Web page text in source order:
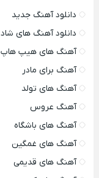
دانلود آهنگ جدید
دانلود آهنگ های شاد
آهنگ های هیپ هاپ
آهنگ برای مادر
آهنگ های تولد
آهنگ عروس
آهنگ های باشگاه
آهنگ های غمگین
آهنگ های قدیمی